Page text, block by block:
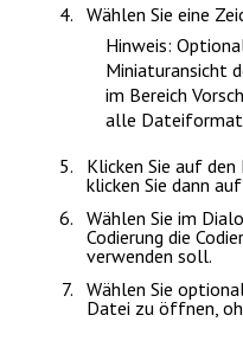
Wählen Sie eine
Hinweis:
Miniaturansicht
im Bereich
alle
Klicken Sie auf
klicken Sie dann
Wählen Sie im
Codierung die
verwenden soll.
Wählen Sie
Datei zu öffnen,